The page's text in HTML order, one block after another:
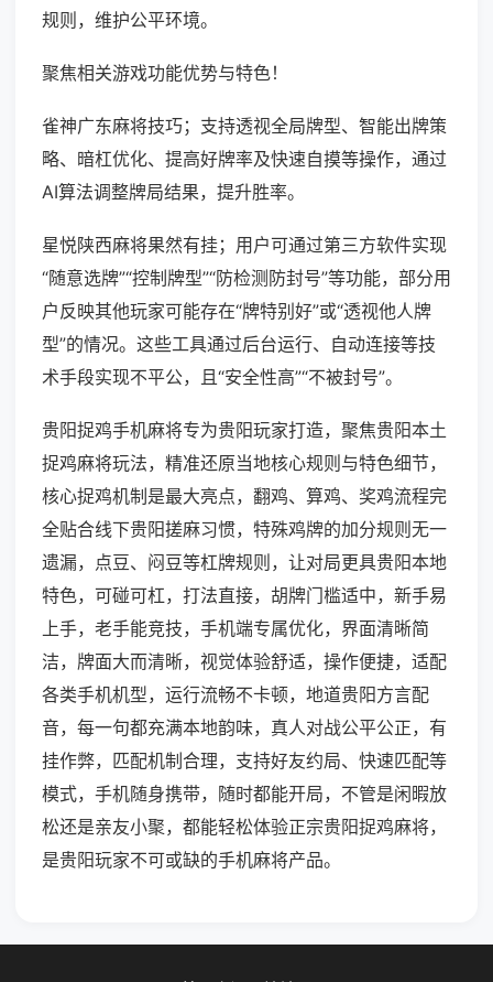
规则，维护公平环境。
聚焦相关游戏功能优势与特色！
雀神广东麻将技巧；支持透视全局牌型、智能出牌策
略、暗杠优化、提高好牌率及快速自摸等操作，通过
AI算法调整牌局结果，提升胜率。
星悦陕西麻将果然有挂；用户可通过第三方软件实现
“随意选牌”“控制牌型”“防检测防封号”等功能，部分用
户反映其他玩家可能存在“牌特别好”或“透视他人牌
型”的情况。这些工具通过后台运行、自动连接等技
术手段实现不平公，且“安全性高”“不被封号”。
贵阳捉鸡手机麻将专为贵阳玩家打造，聚焦贵阳本土
捉鸡麻将玩法，精准还原当地核心规则与特色细节，
核心捉鸡机制是最大亮点，翻鸡、算鸡、奖鸡流程完
全贴合线下贵阳搓麻习惯，特殊鸡牌的加分规则无一
遗漏，点豆、闷豆等杠牌规则，让对局更具贵阳本地
特色，可碰可杠，打法直接，胡牌门槛适中，新手易
上手，老手能竞技，手机端专属优化，界面清晰简
洁，牌面大而清晰，视觉体验舒适，操作便捷，适配
各类手机机型，运行流畅不卡顿，地道贵阳方言配
音，每一句都充满本地韵味，真人对战公平公正，有
挂作弊，匹配机制合理，支持好友约局、快速匹配等
模式，手机随身携带，随时都能开局，不管是闲暇放
松还是亲友小聚，都能轻松体验正宗贵阳捉鸡麻将，
是贵阳玩家不可或缺的手机麻将产品。